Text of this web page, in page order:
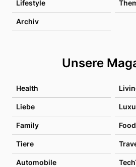
Lifestyle
Archiv
Unsere
Health
Liebe
Family Food
Tiere
Automobile